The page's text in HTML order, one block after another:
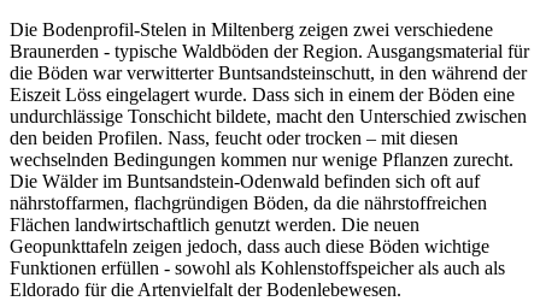
Die Bodenprofil-Stelen in Miltenberg zeigen zwei verschiedene
Braunerden - typische Waldböden der Region. Ausgangsmaterial für
die Böden war verwitterter Buntsandsteinschutt, in den während der
Eiszeit Löss eingelagert wurde. Dass sich in einem der Böden eine
undurchlässige Tonschicht bildete, macht den Unterschied zwischen
den beiden Profilen. Nass, feucht oder trocken – mit diesen
wechselnden Bedingungen kommen nur wenige Pflanzen zurecht.
Die Wälder im Buntsandstein-Odenwald befinden sich oft auf
nährstoffarmen, flachgründigen Böden, da die nährstoffreichen
Flächen landwirtschaftlich genutzt werden. Die neuen
Geopunkttafeln zeigen jedoch, dass auch diese Böden wichtige
Funktionen erfüllen - sowohl als Kohlenstoffspeicher als auch als
Eldorado für die Artenvielfalt der Bodenlebewesen.